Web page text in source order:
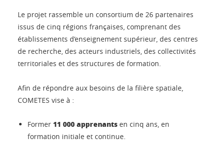
Le projet rassemble un consortium de 26 partenaires
issus de cinq régions françaises, comprenant des
établissements d’enseignement supérieur, des centres
de recherche, des acteurs industriels, des collectivités
territoriales et des structures de formation.
Afin de répondre aux besoins de la filière spatiale,
COMETES vise à :
Former 11 000 apprenants en cinq ans, en
formation initiale et continue.